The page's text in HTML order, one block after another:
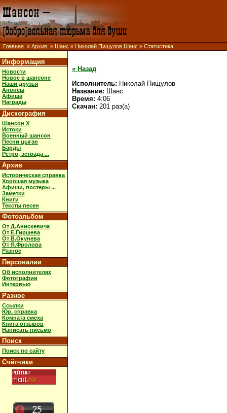
Главная » Архив » Шанс » Николай Пищулов Шанс » Статистика
Информация
Новости
Новое в шансоне
Наши друзья
Анонсы
Афиша
Награды
Дискография
Шансон X
Истоки
Военный шансон
Песни цыган
Барды
Ретро, эстрада ...
Архив
Историческая справка
Хорошая музыка
Афиши, постеры ...
Заметки
Книги
Тексты песен
Фотоальбом
От Д.Анискевича
От Е.Гиршева
От В.Окунева
От Я.Фролова
Разное
Персоналии
Об исполнителях
Фотографии
Интервью
Разное
Ссылки
Юр. справка
Комната смеха
Книга отзывов
Написать письмо
Поиск
Поиск по сайту
Счётчики
« Назад
Исполнитель: Николай Пищулов
Название: Шанс
Время: 4:06
Скачан: 201 раз(а)